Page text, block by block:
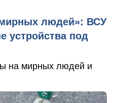
мирных людей»: ВСУ
устройства под
на мирных людей и